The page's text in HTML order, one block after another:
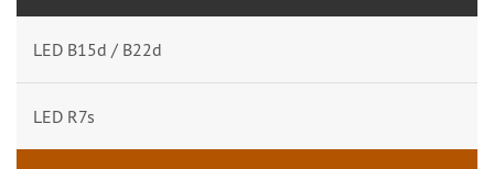
LED B15d / B22d
LED R7s